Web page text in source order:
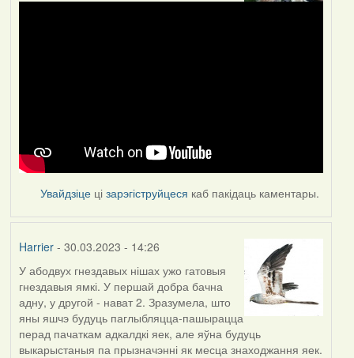
Увайдзіце цізарэгіструйцеся каб пакідаць каментары.
Harrier- 30.03.2023 - 14:26
У абодвух гнездавых нішах ужо гатовыя
гнездавыя ямкі. У першай добра бачна
адну, у другой - нават 2. Зразумела, што
яны яшчэ будуць паглыбляцца-пашырацца
перад пачаткам адкалдкі яек, але яўна будуць
выкарыстаныя па прызначэнні як месца знаходжання яек.